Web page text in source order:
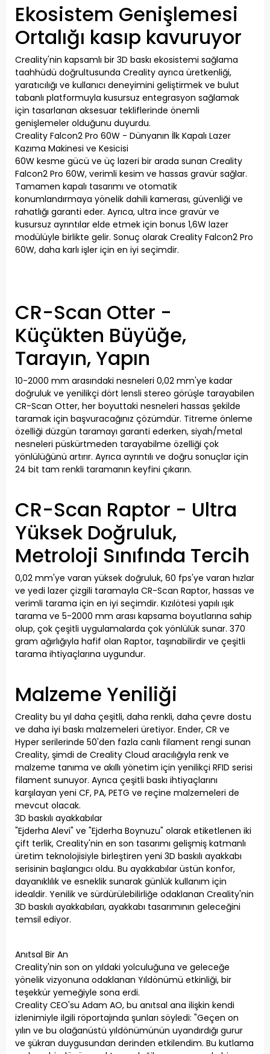
Ekosistem Genişlemesi
Ortalığı kasıp kavuruyor
Creality'nin kapsamlı bir 3D baskı ekosistemi sağlama
taahhüdü doğrultusunda Creality ayrıca üretkenliği,
yaratıcılığı ve kullanıcı deneyimini geliştirmek ve bulut
tabanlı platformuyla kusursuz entegrasyon sağlamak
için tasarlanan aksesuar tekliflerinde önemli
genişlemeler olduğunu duyurdu.
Creality Falcon2 Pro 60W - Dünyanın İlk Kapalı Lazer
Kazıma Makinesi ve Kesicisi
60W kesme gücü ve üç lazeri bir arada sunan Creality
Falcon2 Pro 60W, verimli kesim ve hassas gravür sağlar.
Tamamen kapalı tasarımı ve otomatik
konumlandırmaya yönelik dahili kamerası, güvenliği ve
rahatlığı garanti eder. Ayrıca, ultra ince gravür ve
kusursuz ayrıntılar elde etmek için bonus 1,6W lazer
modülüyle birlikte gelir. Sonuç olarak Creality Falcon2 Pro
60W, daha karlı işler için en iyi seçimdir.
CR-Scan Otter -
Küçükten Büyüğe,
Tarayın, Yapın
10-2000 mm arasındaki nesneleri 0,02 mm'ye kadar
doğruluk ve yenilikçi dört lensli stereo görüşle tarayabilen
CR-Scan Otter, her boyuttaki nesneleri hassas şekilde
taramak için başvuracağınız çözümdür. Titreme önleme
özelliği düzgün taramayı garanti ederken, siyah/metal
nesneleri püskürtmeden tarayabilme özelliği çok
yönlülüğünü artırır. Ayrıca ayrıntılı ve doğru sonuçlar için
24 bit tam renkli taramanın keyfini çıkarın.
CR-Scan Raptor - Ultra
Yüksek Doğruluk,
Metroloji Sınıfında Tercih
0,02 mm'ye varan yüksek doğruluk, 60 fps'ye varan hızlar
ve yedi lazer çizgili taramayla CR-Scan Raptor, hassas ve
verimli tarama için en iyi seçimdir. Kızılötesi yapılı ışık
tarama ve 5-2000 mm arası kapsama boyutlarına sahip
olup, çok çeşitli uygulamalarda çok yönlülük sunar. 370
gram ağırlığıyla hafif olan Raptor, taşınabilirdir ve çeşitli
tarama ihtiyaçlarına uygundur.
Malzeme Yeniliği
Creality bu yıl daha çeşitli, daha renkli, daha çevre dostu
ve daha iyi baskı malzemeleri üretiyor. Ender, CR ve
Hyper serilerinde 50'den fazla canlı filament rengi sunan
Creality, şimdi de Creality Cloud aracılığıyla renk ve
malzeme tanıma ve akıllı yönetim için yenilikçi RFID serisi
filament sunuyor. Ayrıca çeşitli baskı ihtiyaçlarını
karşılayan yeni CF, PA, PETG ve reçine malzemeleri de
mevcut olacak.
3D baskılı ayakkabılar
"Ejderha Alevi" ve "Ejderha Boynuzu" olarak etiketlenen iki
çift terlik, Creality'nin en son tasarımı gelişmiş katmanlı
üretim teknolojisiyle birleştiren yeni 3D baskılı ayakkabı
serisinin başlangıcı oldu. Bu ayakkabılar üstün konfor,
dayanıklılık ve esneklik sunarak günlük kullanım için
idealdir. Yenilik ve sürdürülebilirliğe odaklanan Creality'nin
3D baskılı ayakkabıları, ayakkabı tasarımının geleceğini
temsil ediyor.
Anıtsal Bir An
Creality'nin son on yıldaki yolculuğuna ve geleceğe
yönelik vizyonuna odaklanan Yıldönümü etkinliği, bir
teşekkür yemeğiyle sona erdi.
Creality CEO'su Adam AO, bu anıtsal ana ilişkin kendi
izlenimiyle ilgili röportajında ​​şunları söyledi: "Geçen on
yılın ve bu olağanüstü yıldönümünün uyandırdığı gurur
ve şükran duygusundan derinden etkilendim. Bu kutlama